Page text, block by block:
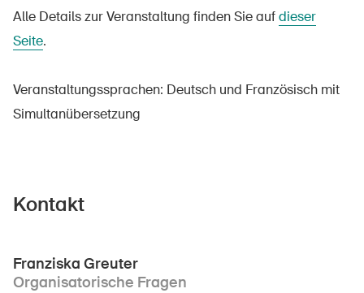
Alle Details zur Veranstaltung finden Sie aufdieser
Seite.
Veranstaltungssprachen: Deutsch und Französisch mit
Simultanübersetzung
Kontakt
Franziska Greuter
Organisatorische Fragen